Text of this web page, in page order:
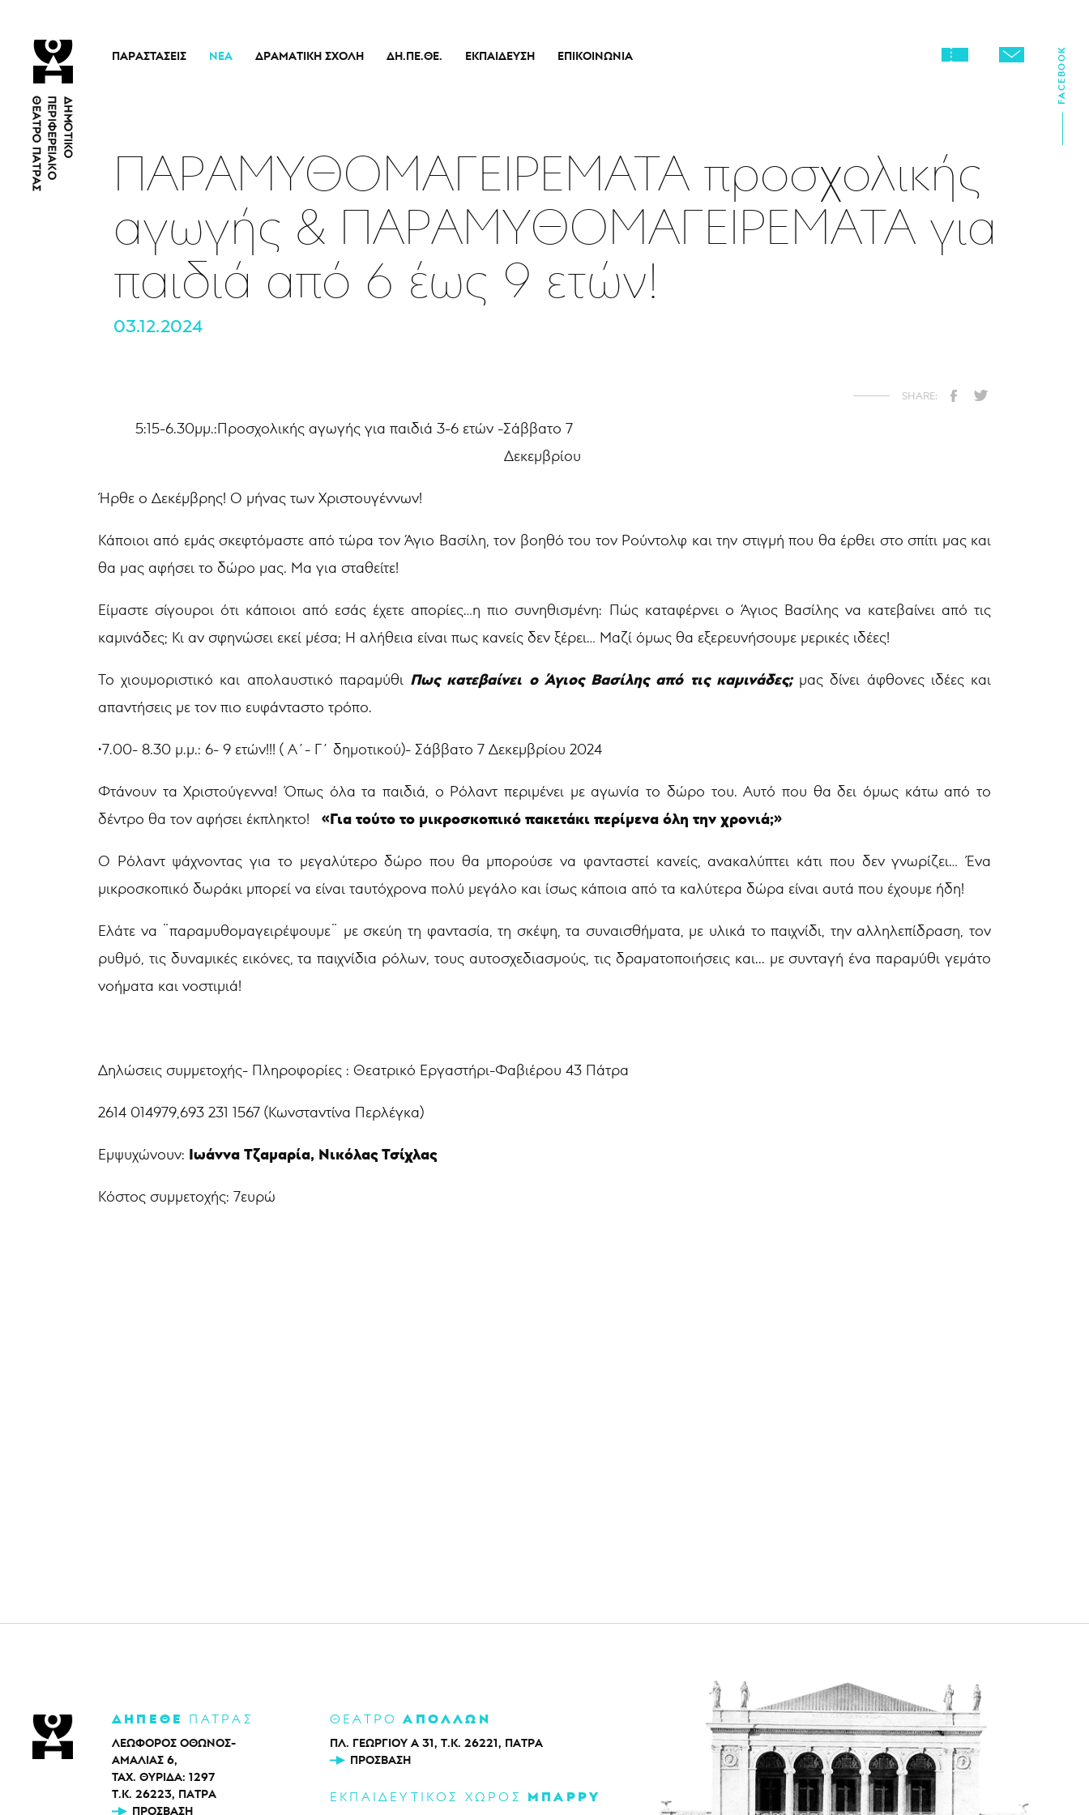
ΠΑΡΑΣΤΆΣΕΙΣ
Εισιτήρια
ΝΈΑ ΔΡΑΜΑΤΙΚΉ ΣΧΟΛΉ
Νέα
ΔΗ.ΠΕ.ΘΕ.
Οικονομικά Στοιχεία
Αποφάσεις Δ.Σ.
Καλλιτεχνικός Διευθυντής
Ποιοί Είμαστε
Μπάρρυ
Απόλλων
ΕΚΠΑΊΔΕΥΣΗ ΕΠΙΚΟΙΝΩΝΊΑ
FACEBOOK
ΠΑΡΑΜΥΘΟΜΑΓΕΙΡΕΜΑΤΑ προσχολικής
αγωγής & ΠΑΡΑΜΥΘΟΜΑΓΕΙΡΕΜΑΤΑ για
παιδιά από 6 έως 9 ετών!
03.12.2024
5:15-6.30μμ.:Προσχολικής αγωγής για παιδιά 3-6 ετών -Σάββατο 7
Δεκεμβρίου
Ήρθε ο Δεκέμβρης! Ο μήνας των Χριστουγέννων!
Κάποιοι από εμάς σκεφτόμαστε από τώρα τον Άγιο Βασίλη, τον βοηθό του τον Ρούντολφ και την στιγμή που θα έρθει στο σπίτι μας και
θα μας αφήσει το δώρο μας. Μα για σταθείτε!
Είμαστε σίγουροι ότι κάποιοι από εσάς έχετε απορίες…η πιο συνηθισμένη: Πώς καταφέρνει ο Άγιος Βασίλης να κατεβαίνει από τις
καμινάδες; Κι αν σφηνώσει εκεί μέσα; Η αλήθεια είναι πως κανείς δεν ξέρει… Μαζί όμως θα εξερευνήσουμε μερικές ιδέες!
Το χιουμοριστικό και απολαυστικό παραμύθι Πως κατεβαίνει ο Άγιος Βασίλης από τις καμινάδες;μας δίνει άφθονες ιδέες και
απαντήσεις με τον πιο ευφάνταστο τρόπο.
•7.00- 8.30 μ.μ.: 6- 9 ετών!!! ( Α΄- Γ΄ δημοτικού)- Σάββατο 7 Δεκεμβρίου 2024
Φτάνουν τα Χριστούγεννα! Όπως όλα τα παιδιά, ο Ρόλαντ περιμένει με αγωνία το δώρο του. Αυτό που θα δει όμως κάτω από το
δέντρο θα τον αφήσει έκπληκτο! «Για τούτο το μικροσκοπικό πακετάκι περίμενα όλη την χρονιά;»
Ο Ρόλαντ ψάχνοντας για το μεγαλύτερο δώρο που θα μπορούσε να φανταστεί κανείς, ανακαλύπτει κάτι που δεν γνωρίζει… Ένα
μικροσκοπικό δωράκι μπορεί να είναι ταυτόχρονα πολύ μεγάλο και ίσως κάποια από τα καλύτερα δώρα είναι αυτά που έχουμε ήδη!
Ελάτε να ¨παραμυθομαγειρέψουμε¨ με σκεύη τη φαντασία, τη σκέψη, τα συναισθήματα, με υλικά το παιχνίδι, την αλληλεπίδραση, τον
ρυθμό, τις δυναμικές εικόνες, τα παιχνίδια ρόλων, τους αυτοσχεδιασμούς, τις δραματοποιήσεις και... με συνταγή ένα παραμύθι γεμάτο
νοήματα και νοστιμιά!
Δηλώσεις συμμετοχής- Πληροφορίες : Θεατρικό Εργαστήρι-Φαβιέρου 43 Πάτρα
2614 014979,693 231 1567 (Κωνσταντίνα Περλέγκα)
Εμψυχώνουν: Ιωάννα Τζαμαρία, Νικόλας Τσίχλας
Κόστος συμμετοχής: 7ευρώ
ΔΗΠΕΘΕ ΠΑΤΡΑΣ
ΛΕΩΦΟΡΟΣ ΟΘΩΝΟΣ-
ΑΜΑΛΙΑΣ 6,
ΤΑΧ. ΘΥΡΙΔΑ: 1297
Τ.Κ. 26223, ΠΑΤΡΑ
ΠΡΌΣΒΑΣΗ
ΘΕΑΤΡΟΑΠΟΛΛΩΝ
ΠΛ. ΓΕΩΡΓΙΟΥ Α 31, Τ.Κ. 26221, ΠΑΤΡΑ
ΠΡΌΣΒΑΣΗ
ΕΚΠΑΙΔΕΥΤΙΚΟΣ ΧΩΡΟΣ ΜΠΑΡΡΥ